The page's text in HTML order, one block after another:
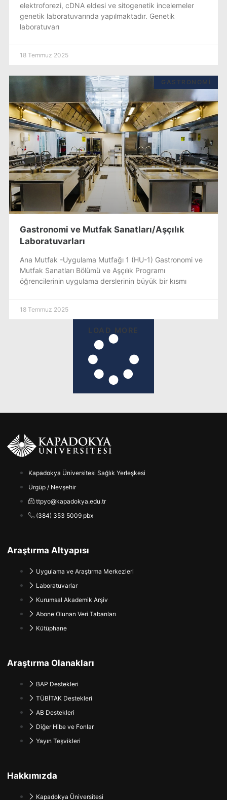
elektroforezi, cDNA eldesi ve sitogenetik incelemeler
genetik laboratuvarında yapılmaktadır. Genetik
laboratuvarı
18 Temmuz 2025
GASTRONOMI
Gastronomi ve Mutfak Sanatları/Aşçılık
Laboratuvarları
Ana Mutfak -Uygulama Mutfağı 1 (HU-1) Gastronomi ve
Mutfak Sanatları Bölümü ve Aşçılık Programı
öğrencilerinin uygulama derslerinin büyük bir kısmı
18 Temmuz 2025
LOAD MORE
Kapadokya Üniversitesi Sağlık Yerleşkesi
Ürgüp / Nevşehir
ttpyo@kapadokya.edu.tr
(384) 353 5009 pbx
Araştırma Altyapısı
Uygulama ve Araştırma Merkezleri
Laboratuvarlar
Kurumsal Akademik Arşiv
Abone Olunan Veri Tabanları
Kütüphane
Araştırma Olanakları
BAP Destekleri
TÜBİTAK Destekleri
AB Destekleri
Diğer Hibe ve Fonlar
Yayın Teşvikleri
Hakkımızda
Kapadokya Üniversitesi